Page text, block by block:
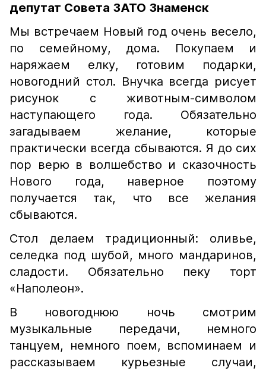
депутат Совета ЗАТО Знаменск
Мы встречаем Новый год очень весело,
по семейному, дома. Покупаем и
наряжаем елку, готовим подарки,
новогодний стол. Внучка всегда рисует
рисунок с животным-символом
наступающего года. Обязательно
загадываем желание, которые
практически всегда сбываются. Я до сих
пор верю в волшебство и сказочность
Нового года, наверное поэтому
получается так, что все желания
сбываются.
Стол делаем традиционный: оливье,
селедка под шубой, много мандаринов,
сладости. Обязательно пеку торт
«Наполеон».
В новогоднюю ночь смотрим
музыкальные передачи, немного
танцуем, немного поем, вспоминаем и
рассказываем курьезные случаи,